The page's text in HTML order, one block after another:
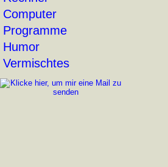
Computer
Programme
Humor
Vermischtes